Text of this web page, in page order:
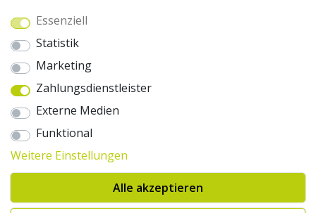
WIR VERSENDEN MIT
AUSZEICHNUNGEN & SICHERHEIT
© 2026 pentagonsports.de
Pentagon Sports GmbH & Co. KG
Daten­schutz­erklärung
Hinweise zur Batterieentsorgung
Cookie-Einstellungen ändern
Erklärung zur Barrierefreiheit
Essenziell
Statistik
Marketing
Zahlungsdienstleister
Externe Medien
Funktional
Weitere Einstellungen
Alle akzeptieren